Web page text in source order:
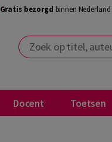
Gratis bezorgd binnen
Zoek op titel, auteur,
Docent Toetsen